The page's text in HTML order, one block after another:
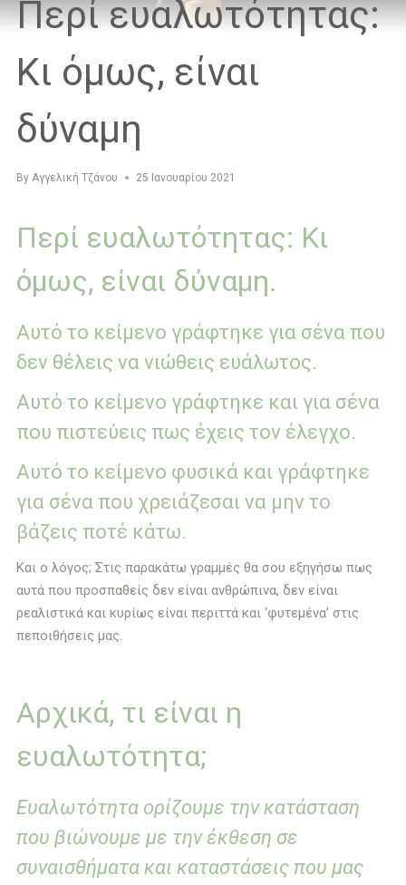
Περί ευαλωτότητας:
Κι όμως, είναι
δύναμη
By Αγγελική Τζάνου 25 Ιανουαρίου 2021
Περί ευαλωτότητας: Κι
όμως, είναι δύναμη.
Αυτό το κείμενο γράφτηκε για σένα που
δεν θέλεις να νιώθεις ευάλωτος.
Αυτό το κείμενο γράφτηκε και για σένα
που πιστεύεις πως έχεις τον έλεγχο.
Αυτό το κείμενο φυσικά και γράφτηκε
για σένα που χρειάζεσαι να μην το
βάζεις ποτέ κάτω.
Και ο λόγος; Στις παρακάτω γραμμές θα σου εξηγήσω πως
αυτά που προσπαθείς δεν είναι ανθρώπινα, δεν είναι
ρεαλιστικά και κυρίως είναι περιττά και ‘φυτεμένα’ στις
πεποιθήσεις μας.
Αρχικά, τι είναι η
ευαλωτότητα;
Ευαλωτότητα ορίζουμε την κατάσταση
που βιώνουμε με την έκθεση σε
συναισθήματα και καταστάσεις που μας